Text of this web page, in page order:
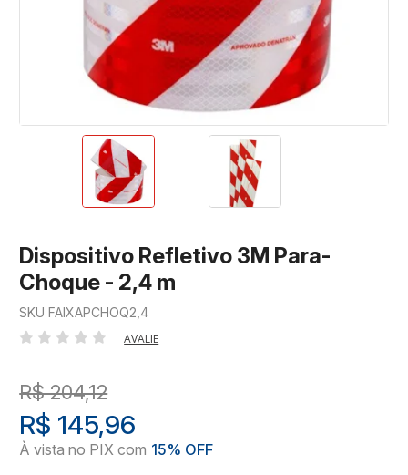
Dispositivo Refletivo 3M Para-
Choque - 2,4 m
SKU FAIXAPCHOQ2,4
AVALIE
R$ 204,12
R$ 145,96